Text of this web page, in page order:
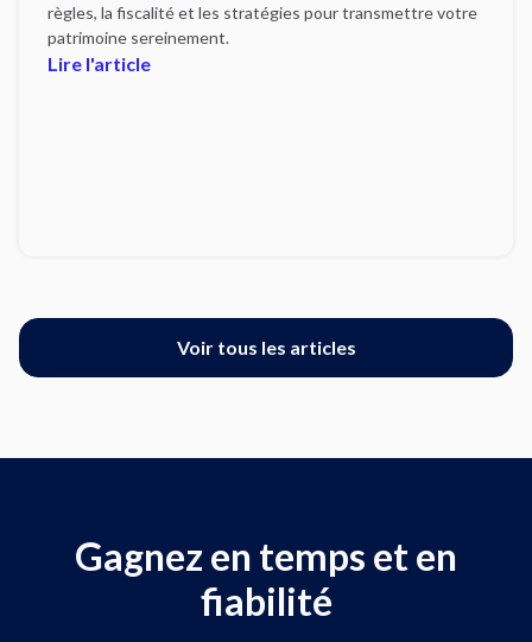
règles, la fiscalité et les stratégies pour transmettre votre
patrimoine sereinement.
Lire l'article
Voir tous les articles
Gagnez en temps et en
fiabilité